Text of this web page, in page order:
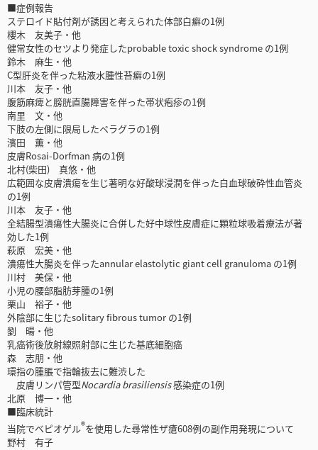
■症例報告
ステロイド貼付剤が誘因と考えられた体部白癬の1例
櫻木 友美子・他
健常女性のセツより発症したprobable toxic shock syndrome の1例
鈴木 麻生・他
C型肝炎を伴った粘液水腫性苔癬の1例
川本 友子・他
腹筋麻痺と膀胱直腸障害を伴った帯状疱疹の1例
南里 文・他
下肢の左側に限局したペラグラの1例
濱田 薫・他
皮膚Rosai-Dorfman 病の1例
北村(柴田) 真悠・他
広範囲な皮膚潰瘍を生じ著明な好酸球浸潤を伴った白血球破砕性血管炎
の1例
川本 友子・他
全結腸型潰瘍性大腸炎に合併した好中球性皮膚症に顆粒球吸着療法が著
効した1例
萩原 宏美・他
潰瘍性大腸炎を伴ったannular elastolytic giant cell granuloma の1例
川村 美保・他
小児の腰部脂肪芽腫の1例
栗山 裕子・他
外陰部に生じたsolitary fibrous tumor の1例
劉 暘・他
乳癌術後放射線照射部に生じた基底細胞癌
森 志朋・他
環指の腫脹で指輪抜去に難渋した
皮膚リンパ管型Nocardia brasiliensis感染症の1例
北原 博一・他
■臨床統計
当院でベピオゲル®を使用した尋常性ザ瘡608例の副作用発現について
野村 有子